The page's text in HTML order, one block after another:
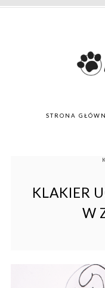
STRONA
KLAKIER
W